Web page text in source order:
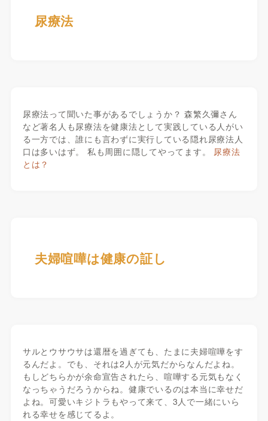
尿療法
尿療法って聞いた事があるでしょうか？ 森繁久彌さん
など著名人も尿療法を健康法として実践している人がい
る一方では、誰にも言わずに実行している隠れ尿療法人
口は多いはず。 私も周囲に隠してやってます。 尿療法
とは？
夫婦喧嘩は健康の証し
サルとウサウサは還暦を過ぎても、たまに夫婦喧嘩をす
るんだよ。でも、それは2人が元気だからなんだよね。
もしどちらかが余命宣告されたら、喧嘩する元気もなく
なっちゃうだろうからね。健康でいるのは本当に幸せだ
よね。可愛いキジトラもやって来て、3人で一緒にいら
れる幸せを感じてるよ。